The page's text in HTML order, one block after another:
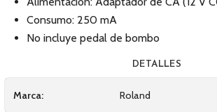
Consumo: 250 mA
No incluye pedal de bombo
DETALLES
Marca: Roland